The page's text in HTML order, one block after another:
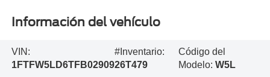
Información del vehículo
VIN:
1FTFW5LD6TFB02909
#Inventario:
26T479
Código del
Modelo:W5L